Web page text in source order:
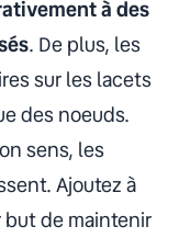
à des
. De plus, les
sur les lacets
des noeuds.
sens, les
Ajoutez à
de maintenir